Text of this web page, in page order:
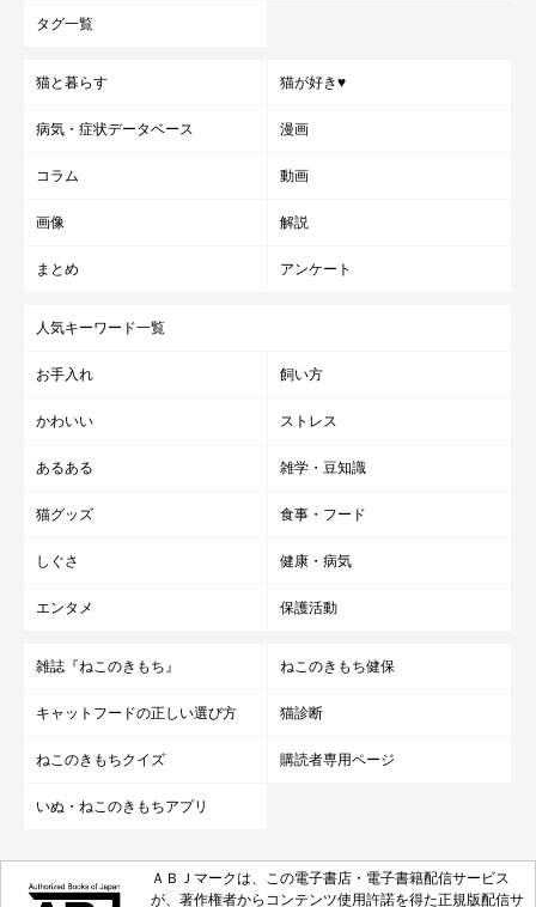
タグ一覧
猫と暮らす 猫が好き♥
病気・症状データベース 漫画
コラム 動画
画像 解説
まとめ アンケート
人気キーワード一覧
お手入れ 飼い方
かわいい ストレス
あるある 雑学・豆知識
猫グッズ 食事・フード
しぐさ 健康・病気
エンタメ 保護活動
雑誌『ねこのきもち』 ねこのきもち健保
キャットフードの正しい選び方 猫診断
ねこのきもちクイズ 購読者専用ページ
いぬ・ねこのきもちアプリ
ＡＢＪマークは、この電子書店・電子書籍配信サービス
が、著作権者からコンテンツ使用許諾を得た正規版配信サ